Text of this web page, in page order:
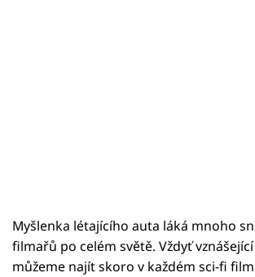
Myšlenka létajícího auta láká mnoho
filmařů po celém světě. Vždyť
můžeme najít skoro v každém sci-fi